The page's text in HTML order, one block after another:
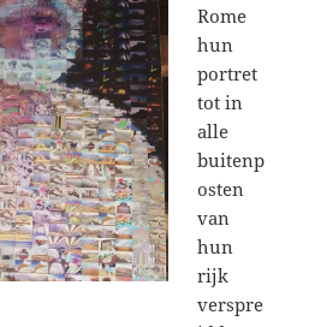
Rome
hun
portret
tot in
alle
buitenp
osten
van
hun
rijk
verspre